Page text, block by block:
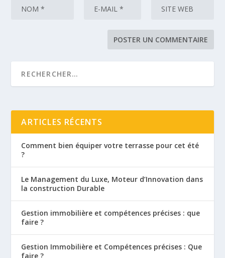
ARTICLES RÉCENTS
Comment bien équiper votre terrasse pour cet été
?
Le Management du Luxe, Moteur d’Innovation dans
la construction Durable
Gestion immobilière et compétences précises : que
faire ?
Gestion Immobilière et Compétences précises : Que
faire ?